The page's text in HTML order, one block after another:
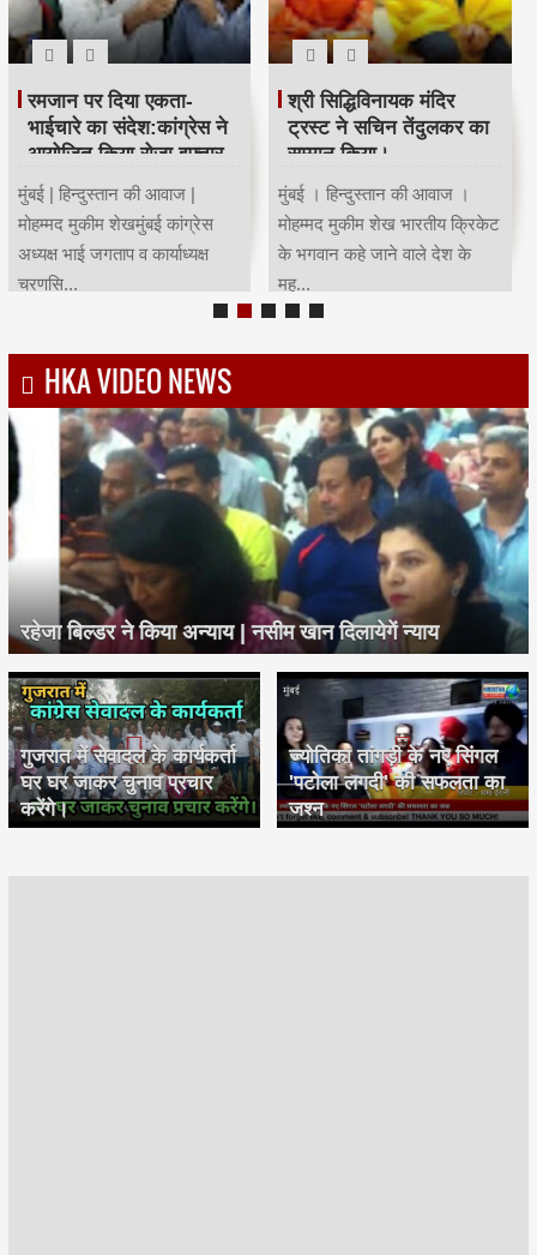
रमजान पर दिया एकता-
भाईचारे का संदेश:कांग्रेस ने
आयोजित किया रोजा इफ्तार
मुंबई | हिन्दुस्तान की आवाज |
मोहम्मद मुकीम शेखमुंबई कांग्रेस
अध्यक्ष भाई जगताप व कार्याध्यक्ष
चरणसि...
श्री सिद्धिविनायक मंदिर
ट्रस्ट ने सचिन तेंदुलकर का
सम्मान किया।
मुंबई । हिन्दुस्तान की आवाज ।
मोहम्मद मुकीम शेख भारतीय क्रिकेट
के भगवान कहे जाने वाले देश के
मह...
HKA VIDEO NEWS
रहेजा बिल्डर ने किया अन्याय | नसीम खान दिलायेगें न्याय
गुजरात में सेवादल के कार्यकर्ता
घर घर जाकर चुनाव प्रचार
करेंगे।
ज्योतिका तांगड़ी के नए सिंगल
'पटोला लगदी' की सफलता का
जश्न